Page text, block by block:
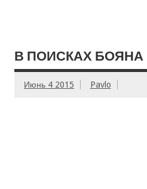
В ПОИСКАХ БОЯНА
Июнь 4 2015 Pavlo